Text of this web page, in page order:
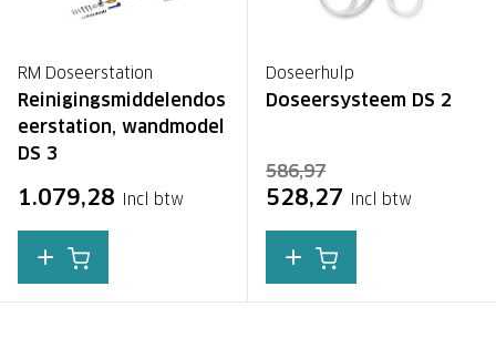
RM Doseerstation
Reinigingsmiddelendos
eerstation, wandmodel
DS 3
1.079,28 Incl btw
Doseerhulp
Doseersysteem DS 2
586,97
528,27 Incl btw